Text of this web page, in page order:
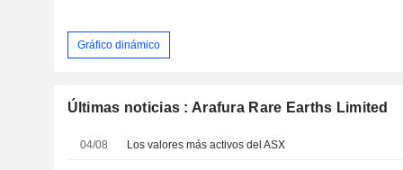
Gráfico dinámico
Últimas noticias : Arafura Rare Earths Limited
04/08 Los valores más activos del ASX